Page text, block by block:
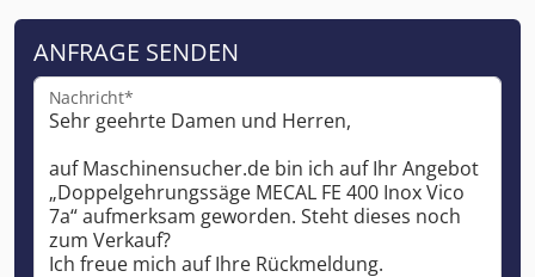
ANFRAGE SENDEN
Nachricht*